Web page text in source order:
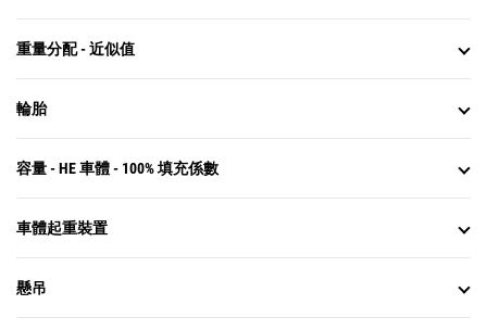
重量分配 - 近似值
輪胎
容量 - HE 車體 - 100% 填充係數
車體起重裝置
懸吊